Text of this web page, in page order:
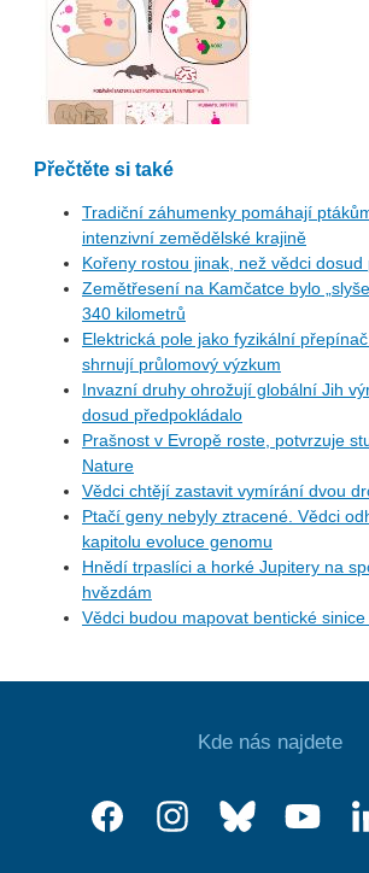
Přečtěte si také
Tradiční záhumenky pomáhají
intenzivní zemědělské krajině
Kořeny rostou jinak, než vědci dosud
Zemětřesení na Kamčatce bylo
340 kilometrů
Elektrická pole jako fyzikální
shrnují průlomový výzkum
Invazní druhy ohrožují globální Jih
dosud předpokládalo
Prašnost v Evropě roste, potvrzuje
Nature
Vědci chtějí zastavit vymírání dvou
Ptačí geny nebyly ztracené. Vědci
kapitolu evoluce genomu
Hnědí trpaslíci a horké Jupitery na
hvězdám
Vědci budou mapovat bentické
Kde nás najdete